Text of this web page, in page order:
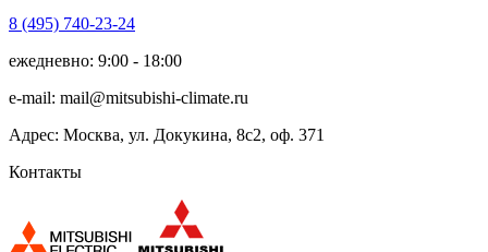
8 (495) 740-23-24
ежедневно: 9:00 - 18:00
e-mail: mail@mitsubishi-climate.ru
Адрес: Москва, ул. Докукина, 8с2, оф. 371
Контакты